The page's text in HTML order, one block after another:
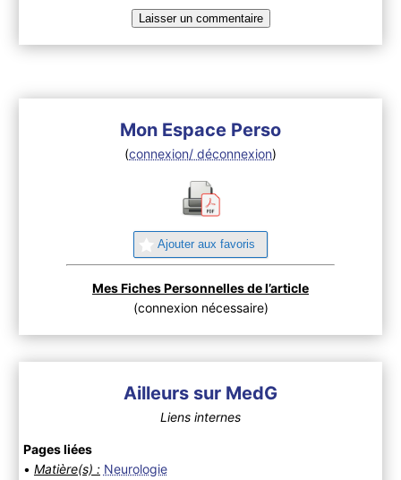
Mon Espace Perso
(connexion/ déconnexion)
Ajouter aux favoris
Mes Fiches Personnelles de l’article
(connexion nécessaire)
Ailleurs sur MedG
Liens internes
Pages liées
• Matière(s) : Neurologie